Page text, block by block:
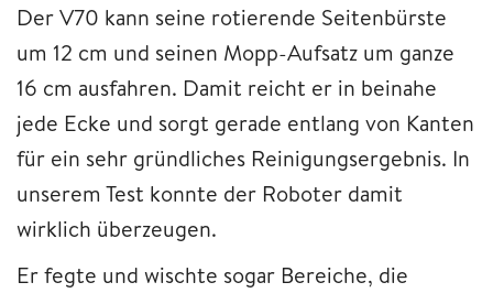
Der V70 kann seine rotierende Seitenbürste
um 12 cm und seinen Mopp-Aufsatz um ganze
16 cm ausfahren. Damit reicht er in beinahe
jede Ecke und sorgt gerade entlang von Kanten
für ein sehr gründliches Reinigungsergebnis. In
unserem Test konnte der Roboter damit
wirklich überzeugen.
Er fegte und wischte sogar Bereiche, die